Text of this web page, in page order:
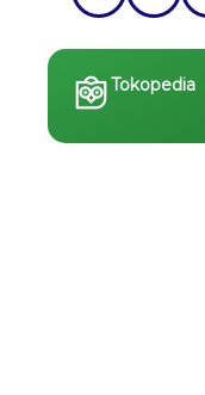
Tokopedia